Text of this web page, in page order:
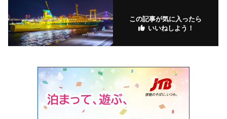
この記事が気に入ったら
いいねしよう！